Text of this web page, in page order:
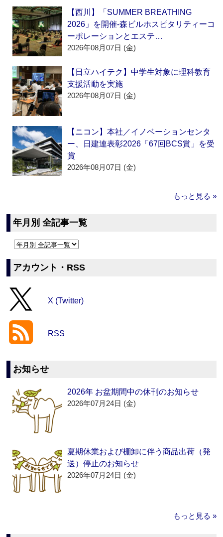
【西川】「SUMMER BREATHING
2026」を開催‐森ビルホスピタリティーコ
ーポレーションとエステ…
2026年08月07日 (金)
【日立ハイテク】中学生対象に理科教育
支援活動を実施
2026年08月07日 (金)
【ニコン】本社／イノベーションセンタ
ー、日建連表彰2026「67回BCS賞」を受
賞
2026年08月07日 (金)
もっと見る »
年月別 全記事一覧
アカウント・RSS
X (Twitter)
RSS
お知らせ
2026年 お盆期間中の休刊のお知らせ
2026年07月24日 (金)
夏期休業および棚卸に伴う商品出荷（発
送）停止のお知らせ
2026年07月24日 (金)
もっと見る »